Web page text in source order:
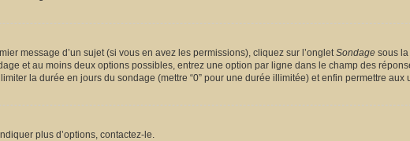
message d’un sujet (si vous en avez les permissions), cliquez sur l’ongletSondage sous
et au moins deux options possibles, entrez une option par ligne dans le champ des
la durée en jours du sondage (mettre “0” pour une durée illimitée) et enfin permettre
plus d’options, contactez-le.